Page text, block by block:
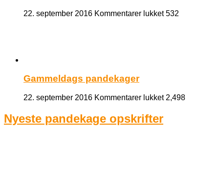
22. september 2016 Kommentarer lukkettil532
Gammeldags pandekager
22. september 2016 Kommentarer lukkettil2,498
Nyeste pandekage opskrifter